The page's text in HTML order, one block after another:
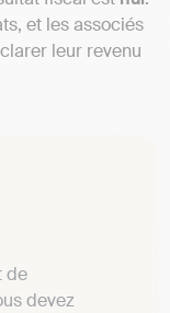
et les associés
leur revenu
de
devez